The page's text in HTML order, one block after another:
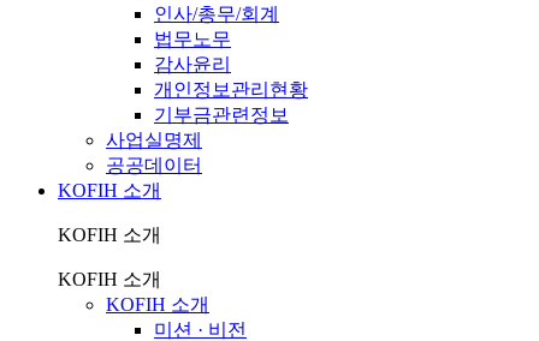
인사/총무/회계
법무노무
감사윤리
개인정보관리현황
기부금관련정보
사업실명제
공공데이터
KOFIH 소개
KOFIH 소개
KOFIH 소개
KOFIH 소개
미션 · 비전